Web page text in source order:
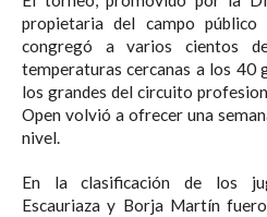
propietaria del campo
congregó a varios cientos
temperaturas cercanas a los 40
los grandes del circuito
Open volvió a ofrecer una
nivel.
En la clasificación de los
Escauriaza y Borja Martín